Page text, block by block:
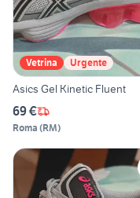
Vetrina Urgente
Asics Gel Kinetic Fluent
69 €
Roma (RM)